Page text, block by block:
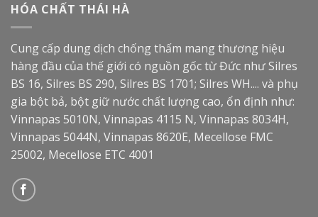
HÓA CHẤT THÁI HÀ
Cung cấp dung dịch chống thấm mang thương hiệu
hàng đầu của thế giới có nguồn gốc từ Đức như Silres
BS 16, Silres BS 290, Silres BS 1701; Silres WH.... và phụ
gia bột bả, bột giữ nước chất lượng cao, ổn định như:
Vinnapas 5010N, Vinnapas 4115 N, Vinnapas 8034H,
Vinnapas 5044N, Vinnapas 8620E, Mecellose FMC
25002, Mecellose ETC 4001